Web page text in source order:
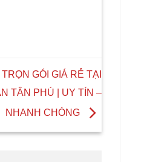
GÓI GIÁ RẺ TẠI
TÂN PHÚ | UY TÍN –
NHANH CHÓNG